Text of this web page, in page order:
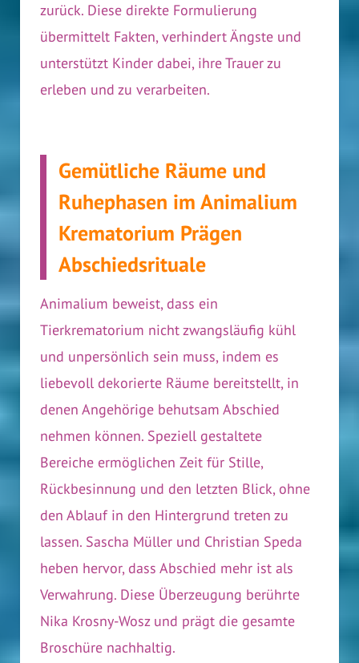
zurück. Diese direkte Formulierung
übermittelt Fakten, verhindert Ängste und
unterstützt Kinder dabei, ihre Trauer zu
erleben und zu verarbeiten.
Gemütliche Räume und
Ruhephasen im Animalium
Krematorium Prägen
Abschiedsrituale
Animalium beweist, dass ein
Tierkrematorium nicht zwangsläufig kühl
und unpersönlich sein muss, indem es
liebevoll dekorierte Räume bereitstellt, in
denen Angehörige behutsam Abschied
nehmen können. Speziell gestaltete
Bereiche ermöglichen Zeit für Stille,
Rückbesinnung und den letzten Blick, ohne
den Ablauf in den Hintergrund treten zu
lassen. Sascha Müller und Christian Speda
heben hervor, dass Abschied mehr ist als
Verwahrung. Diese Überzeugung berührte
Nika Krosny-Wosz und prägt die gesamte
Broschüre nachhaltig.